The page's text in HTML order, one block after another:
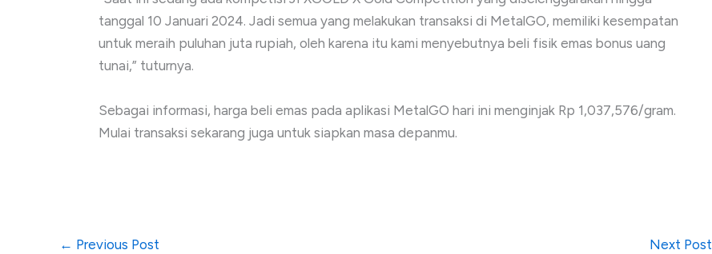
tanggal 10 Januari 2024. Jadi semua yang melakukan transaksi di MetalGO, memiliki kesempatan
untuk meraih puluhan juta rupiah, oleh karena itu kami menyebutnya beli fisik emas bonus uang
tunai,” tuturnya.
Sebagai informasi, harga beli emas pada aplikasi MetalGO hari ini menginjak Rp 1,037,576/gram.
Mulai transaksi sekarang juga untuk siapkan masa depanmu.
← Previous Post Next Post